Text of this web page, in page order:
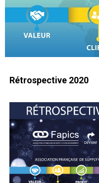
Rétrospective 2020